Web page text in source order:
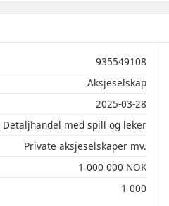
935549108
Aksjeselskap
2025-03-28
Detaljhandel med spill og leker
Private aksjeselskaper mv.
1 000 000 NOK
1 000